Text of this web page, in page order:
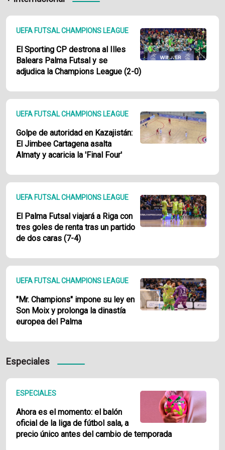
UEFA FUTSAL CHAMPIONS LEAGUE
El Sporting CP destrona al Illes
Balears Palma Futsal y se
adjudica la Champions League (2-0)
UEFA FUTSAL CHAMPIONS LEAGUE
Golpe de autoridad en Kazajistán:
El Jimbee Cartagena asalta
Almaty y acaricia la 'Final Four'
UEFA FUTSAL CHAMPIONS LEAGUE
El Palma Futsal viajará a Riga con
tres goles de renta tras un partido
de dos caras (7-4)
UEFA FUTSAL CHAMPIONS LEAGUE
"Mr. Champions" impone su ley en
Son Moix y prolonga la dinastía
europea del Palma
Especiales
ESPECIALES
Ahora es el momento: el balón
oficial de la liga de fútbol sala, a
precio único antes del cambio de temporada